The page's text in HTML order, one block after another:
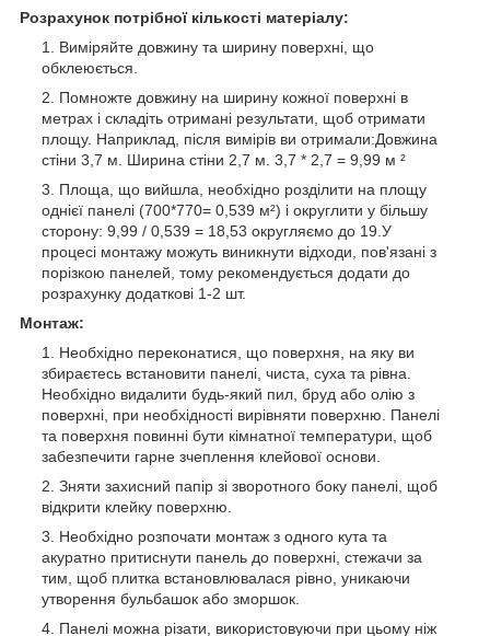
Розрахунок потрібної кількості матеріалу:
Виміряйте довжину та ширину поверхні, що
обклеюється.
Помножте довжину на ширину кожної поверхні в
метрах і складіть отримані результати, щоб отримати
площу. Наприклад, після вимірів ви отримали:Довжина
стіни 3,7 м. Ширина стіни 2,7 м. 3,7 * 2,7 = 9,99 м ²
Площа, що вийшла, необхідно розділити на площу
однієї панелі (700*770= 0,539 м²) і округлити у більшу
сторону: 9,99 / 0,539 = 18,53 округляємо до 19.У
процесі монтажу можуть виникнути відходи, пов'язані з
порізкою панелей, тому рекомендується додати до
розрахунку додаткові 1-2 шт.
Монтаж:
Необхідно переконатися, що поверхня, на яку ви
збираєтесь встановити панелі, чиста, суха та рівна.
Необхідно видалити будь-який пил, бруд або олію з
поверхні, при необхідності вирівняти поверхню. Панелі
та поверхня повинні бути кімнатної температури, щоб
забезпечити гарне зчеплення клейової основи.
Зняти захисний папір зі зворотного боку панелі, щоб
відкрити клейку поверхню.
Необхідно розпочати монтаж з одного кута та
акуратно притиснути панель до поверхні, стежачи за
тим, щоб плитка встановлювалася рівно, уникаючи
утворення бульбашок або зморшок.
Панелі можна різати, використовуючи при цьому ніж